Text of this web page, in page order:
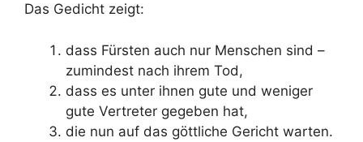
Das Gedicht zeigt:
dass Fürsten auch nur Menschen sind –
zumindest nach ihrem Tod,
dass es unter ihnen gute und weniger
gute Vertreter gegeben hat,
die nun auf das göttliche Gericht warten.